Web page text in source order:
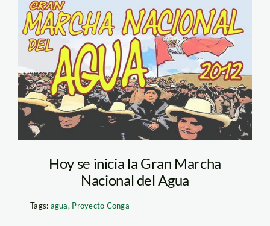
gran_marcha_del_agua
Hoy se inicia la Gran Marcha
Nacional del Agua
Tags: agua, Proyecto Conga